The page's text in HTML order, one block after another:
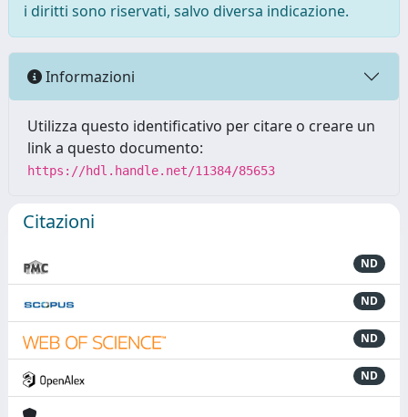
i diritti sono riservati, salvo diversa indicazione.
Informazioni
Utilizza questo identificativo per citare o creare un
link a questo documento:
https://hdl.handle.net/11384/85653
Citazioni
ND
ND
ND
ND